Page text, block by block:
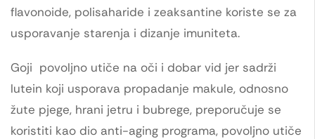
flavonoide, polisaharide i zeaksantine koriste se za
usporavanje starenja i dizanje imuniteta.
Goji povoljno utiče na oči i dobar vid jer sadrži
lutein koji usporava propadanje makule, odnosno
žute pjege, hrani jetru i bubrege, preporučuje se
koristiti kao dio anti-aging programa, povoljno utiče